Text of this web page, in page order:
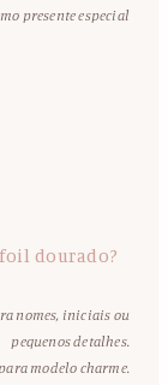
presente especial
dourado?
nomes, iniciais ou
pequenos detalhes.
modelo charme.